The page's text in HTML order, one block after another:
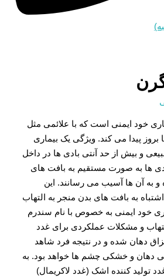
خود ایمنی است که با علائمی مثل
پیدا می کند. ویژگی یک بیماری
و بیش از حد آنتی بادی ها در داخل
ها به صورت مستقیم به بافت های
به آن ها آسیب می رسانند. این
به بافت های بدن منجر به التهاب
خود ایمنی به خصوص با نام سندرم
و مشکلات عملکردی برای غدد
دهان شده و در نتیجه فرد شاهد
دهان و خشکی چشم ها خواهد بود. به
تولید کننده اشک (غدد لاکریمال)